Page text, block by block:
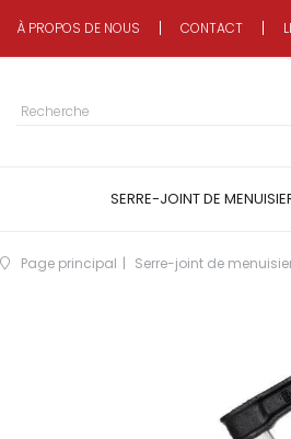
À PROPOS DE NOUS CONTACT
SERRE-JOINT DE
Page principal Serre-joint de